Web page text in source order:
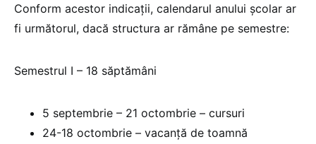
Conform acestor indicații, calendarul anului școlar ar
fi următorul, dacă structura ar rămâne pe semestre:
Semestrul I – 18 săptămâni
5 septembrie – 21 octombrie – cursuri
24-18 octombrie – vacanță de toamnă